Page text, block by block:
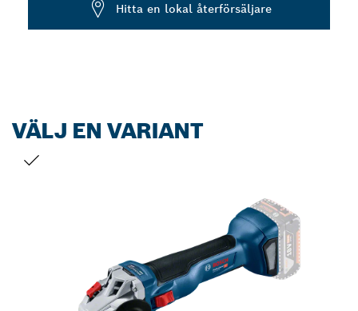
Hitta en lokal återförsäljare
VÄLJ EN VARIANT